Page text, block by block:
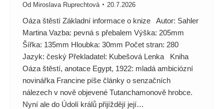
Od Miroslava Ruprechtová 20.7.2026
Oáza štěstí Základní informace o knize Autor: Sahler
Martina Vazba: pevná s přebalem Výška: 205mm
Šířka: 135mm Hloubka: 30mm Počet stran: 280
Jazyk: český Překladatel: Kubešová Lenka Kniha
Oáza štěstí, anotace Egypt, 1922: mladá ambiciózní
novinářka Francine píše články o senzačních
nálezech v nově objevené Tutanchamonově hrobce.
Nyní ale do Údolí králů přijíždějí její…